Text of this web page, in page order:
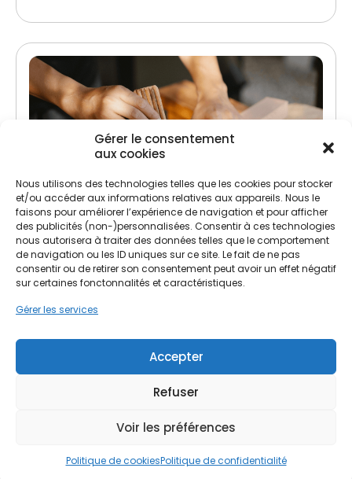
Gérer le consentement
aux cookies
Nous utilisons des technologies telles que les cookies pour stocker
et/ou accéder aux informations relatives aux appareils. Nous le
faisons pour améliorer l’expérience de navigation et pour afficher
des publicités (non-)personnalisées. Consentir à ces technologies
nous autorisera à traiter des données telles que le comportement
de navigation ou les ID uniques sur ce site. Le fait de ne pas
consentir ou de retirer son consentement peut avoir un effet négatif
sur certaines fonctonnalités et caractéristiques.
Gérer les services
Accepter
Refuser
Voir les préférences
Politique de cookiesPolitique de confidentialité
Traitement de charpente
Lutte contre les insectes xylophages et
champignons
Préservation et renforcement de la structure
Faites-vous guider par l'un de
Marseille